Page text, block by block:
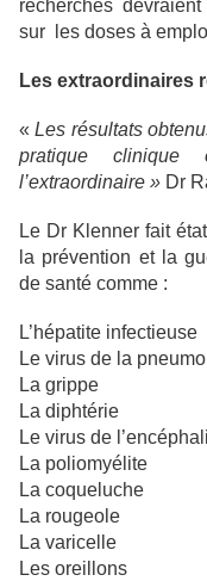
recherches
sur les doses à
Les extraordinaires
«Les résultats
pratique
l’extraordinaire » Dr
Le Dr Klenner fait
la prévention et la
de santé comme :
L’hépatite infectieuse
Le virus de la
La grippe
La diphtérie
Le virus de
La poliomyélite
La coqueluche
La rougeole
La varicelle
Les oreillons